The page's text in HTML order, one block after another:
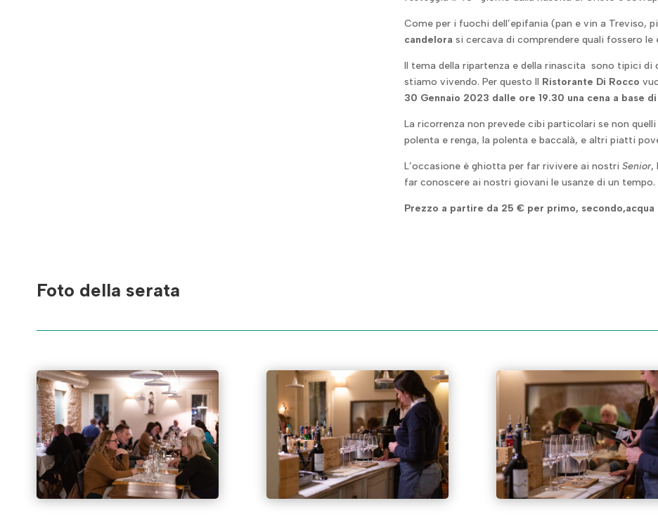
Come per i fuochi dell’epifania (pan e vin a Treviso,
candelora si cercava di comprendere quali fossero le
Il tema della ripartenza e della rinascita sono tipici di
stiamo vivendo. Per questo Il Ristorante Di Rocco
30 Gennaio 2023 dalle ore 19.30 una cena a base
La ricorrenza non prevede cibi particolari se non
polenta e renga, la polenta e baccalà, e altri piatti
L’occasione è ghiotta per far rivivere ai nostriSenior,
far conoscere ai nostri giovani le usanze di un tempo.
Prezzo a partire da 25 € per primo,
Foto della serata